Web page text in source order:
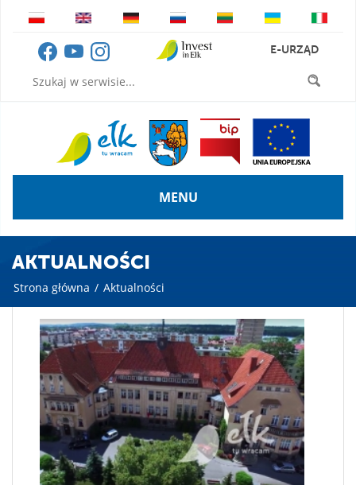
E-URZĄD
MENU
AKTUALNOŚCI
Strona główna / Aktualności